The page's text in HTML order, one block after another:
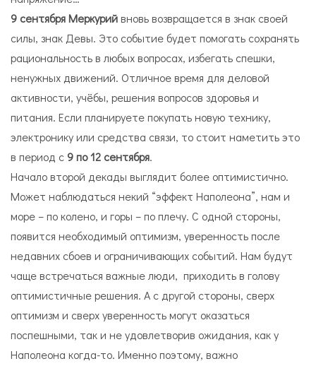
9 сентября Меркурийвновь возвращается в знак своей
силы, знак Девы. Это событие будет помогать сохранять
рациональность в любых вопросах, избегать спешки,
ненужных движений. Отличное время для деловой
активности, учёбы, решения вопросов здоровья и
питания. Если планируете покупать новую технику,
электронику или средства связи, то стоит наметить это
в период с 9 по 12 сентября.
Начало второй декады выглядит более оптимистично.
Может наблюдаться некий “эффект Наполеона”, нам и
море – по колено, и горы – по плечу. С одной стороны,
появится необходимый оптимизм, уверенность после
недавних сбоев и ограничивающих событий. Нам будут
чаще встречаться важные люди, приходить в голову
оптимистичные решения. А с другой стороны, сверх
оптимизм и сверх уверенность могут оказаться
поспешными, так и не удовлетворив ожидания, как у
Наполеона когда-то. Именно поэтому, важно